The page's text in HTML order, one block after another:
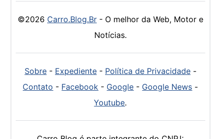
©2026 Carro.Blog.Br- O melhor da Web, Motor e
Notícias.
Sobre- Expediente- Política de Privacidade-
Contato - Facebook - Google - Google News -
Youtube.